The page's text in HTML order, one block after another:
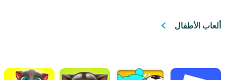
ألعاب الأطفال